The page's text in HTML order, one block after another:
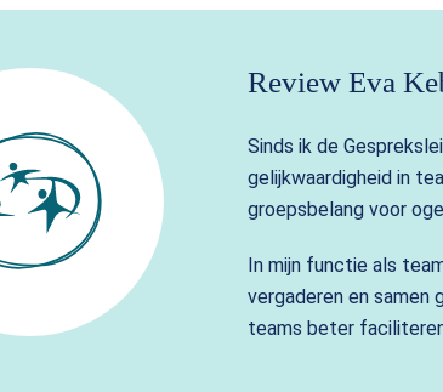
Review Eva
Sinds ik de
gelijkwaardigheid in
groepsbelang voor
In mijn functie als
vergaderen en samen
teams beter